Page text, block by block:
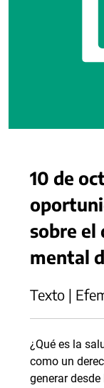
10 de
sobre el
mental
Texto |
¿Qué es la
como un
generar